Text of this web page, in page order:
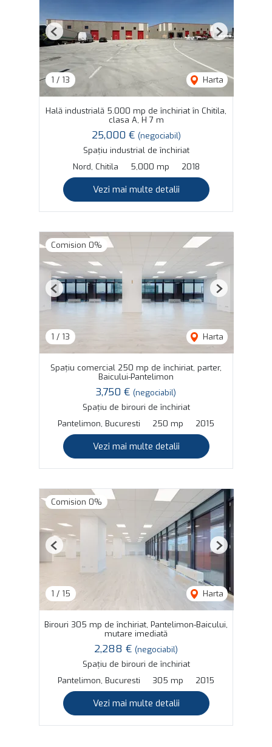
1 / 13 Harta
Previous Next
Hală industrială 5.000 mp de închiriat în Chitila,
clasa A, H 7 m
25,000 € (negociabil)
Spațiu industrial de închiriat
Nord, Chitila
5,000 mp 2018
Vezi mai multe detalii
Comision 0%
1 / 13 Harta
Previous Next
Spațiu comercial 250 mp de închiriat, parter,
Baicului-Pantelimon
3,750 € (negociabil)
Spațiu de birouri de închiriat
Pantelimon, Bucuresti
250 mp 2015
Vezi mai multe detalii
Comision 0%
1 / 15 Harta
Previous Next
Birouri 305 mp de închiriat, Pantelimon-Baicului,
mutare imediată
2,288 € (negociabil)
Spațiu de birouri de închiriat
Pantelimon, Bucuresti
305 mp 2015
Vezi mai multe detalii